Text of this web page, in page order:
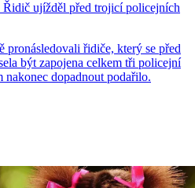
ujížděl před trojicí policejních
pronásledovali řidiče, který se před
být zapojena celkem tři policejní
nakonec dopadnout podařilo.